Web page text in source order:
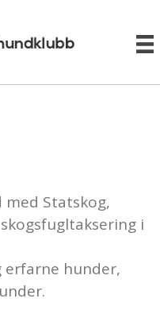
med Statskog,
i
hunder,